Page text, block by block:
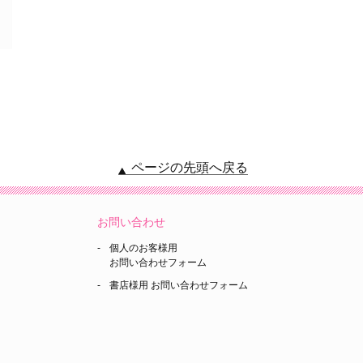
ページの先頭へ戻る
お問い合わせ
個人のお客様用
お問い合わせフォーム
書店様用 お問い合わせフォーム